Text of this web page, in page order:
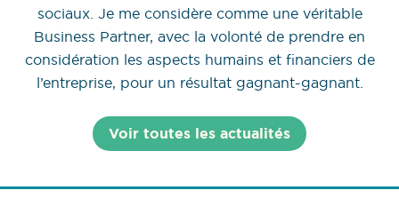
sociaux. Je me considère comme une véritable
Business Partner, avec la volonté de prendre en
considération les aspects humains et financiers de
l’entreprise, pour un résultat gagnant-gagnant.
Voir toutes les actualités